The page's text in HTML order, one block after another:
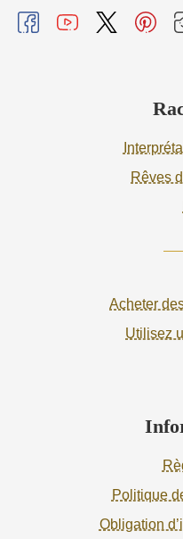
Rêves
Acheter
Utilisez
Politique
Obligation